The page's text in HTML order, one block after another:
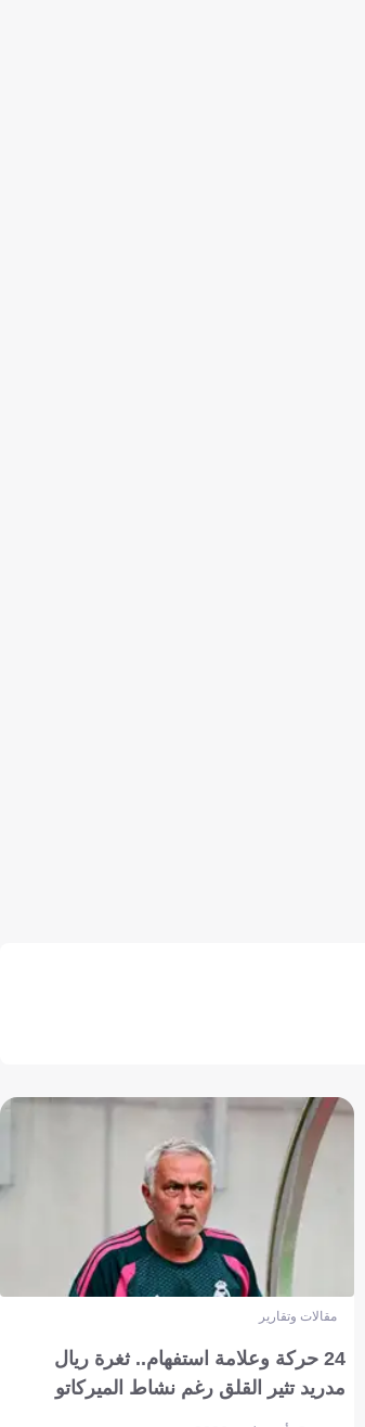
مقالات وتقارير
24 حركة وعلامة استفهام.. ثغرة ريال
مدريد تثير القلق رغم نشاط الميركاتو